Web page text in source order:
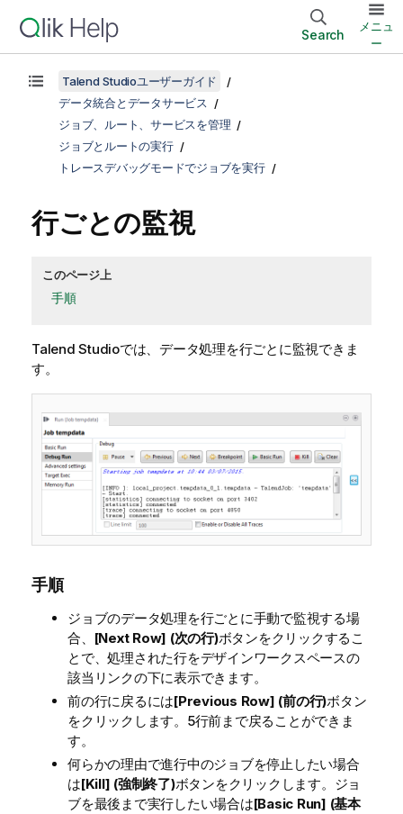
Search
メニュ
ー
Talend Studioユーザーガイド
データ統合とデータサービス
ジョブ、ルート、サービスを管理
ジョブとルートの実行
トレースデバッグモードでジョブを実行
行ごとの監視
このページ上
手順
Talend Studioでは、データ処理を行ごとに監視できま
す。
手順
ジョブのデータ処理を行ごとに手動で監視する場
合、 [Next Row] (次の行)ボタンをクリックするこ
とで、処理された行をデザインワークスペースの
該当リンクの下に表示できます。
前の行に戻るには[Previous Row] (前の行)ボタン
をクリックします。5行前まで戻ることができま
す。
何らかの理由で進行中のジョブを停止したい場合
は[Kill] (強制終了)ボタンをクリックします。ジョ
ブを最後まで実行したい場合は[Basic Run] (基本